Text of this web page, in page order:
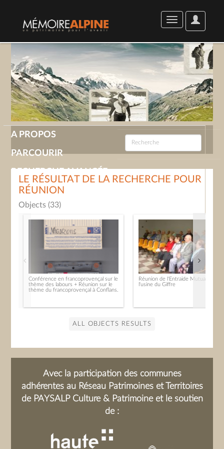
User
Options
Toggle
navigation
A PROPOS
PARCOURIR
RECHERCHE AVANCÉE
GALERIE
CONTACT
LE RÉSULTAT DE LA RECHERCHE POUR
RÉUNION
Objects (33)
Conférence en francoprovençal sur le
thème des labours + Réunion sur le
thème du francoprovençal à Conflans.
Réunion de l'Entraide Mutualiste de
l'usine du Giffre
ALL OBJECTS RESULTS
Avec la participation des communes
adhérentes au Réseau Patrimoines et Territoires
de PAYSALP Culture & Patrimoine et le soutien
de :